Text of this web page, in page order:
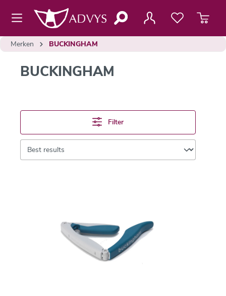
hoofdinhoud
Merken BUCKINGHAM
BUCKINGHAM
Filter